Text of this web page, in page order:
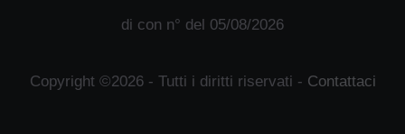
di con n° del 05/08/2026
Copyright ©2026 - Tutti i diritti riservati - Contattaci